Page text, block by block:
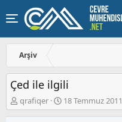
Arşiv
Çed ile ilgili
K
o
qrafiqer
B
a
18 Temmuz 2011